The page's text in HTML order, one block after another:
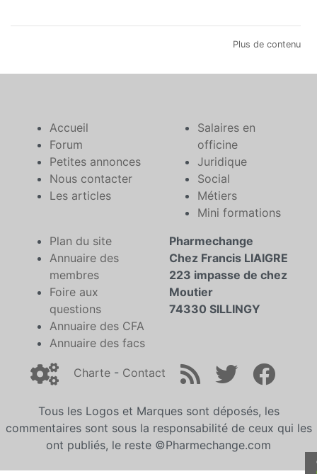
Plus de contenu
Accueil
Forum
Petites annonces
Nous contacter
Les articles
Salaires en
officine
Juridique
Social
Métiers
Mini formations
Plan du site
Annuaire des
membres
Foire aux
questions
Annuaire des CFA
Annuaire des facs
Pharmechange
Chez Francis LIAIGRE
223 impasse de chez
Moutier
74330 SILLINGY
Charte - Contact
Tous les Logos et Marques sont déposés, les
commentaires sont sous la responsabilité de ceux qui les
ont publiés, le reste ©Pharmechange.com